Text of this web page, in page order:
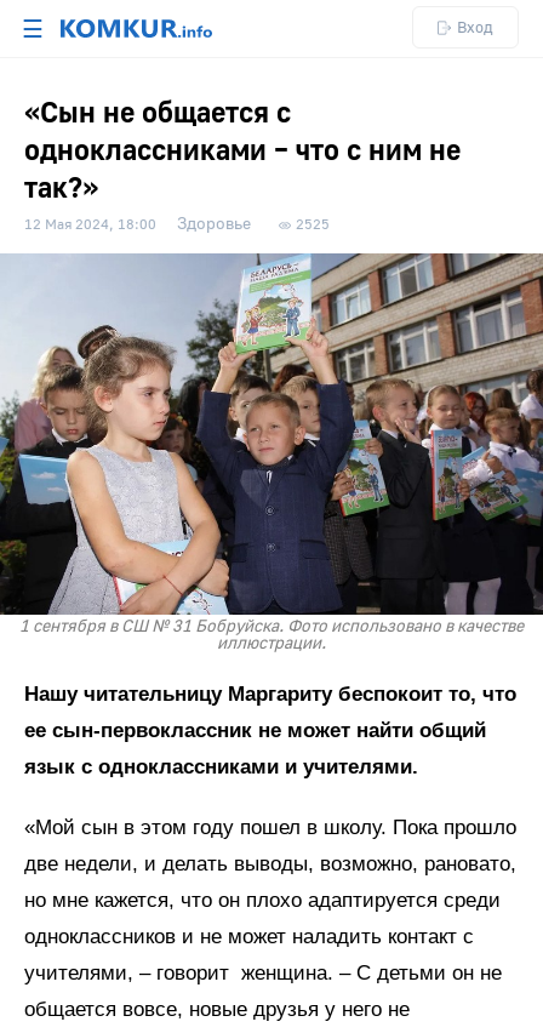
☰ Вход
«Сын не общается с
одноклассниками – что с ним не
так?»
12 Мая 2024, 18:00 Здоровье 2525
1 сентября в СШ № 31 Бобруйска. Фото использовано в качестве
иллюстрации.
Нашу читательницу Маргариту беспокоит то, что
ее сын-первоклассник не может найти общий
язык с одноклассниками и учителями.
«Мой сын в этом году пошел в школу. Пока прошло
две недели, и делать выводы, возможно, рановато,
но мне кажется, что он плохо адаптируется среди
одноклассников и не может наладить контакт с
учителями, – говорит женщина. – С детьми он не
общается вовсе, новые друзья у него не